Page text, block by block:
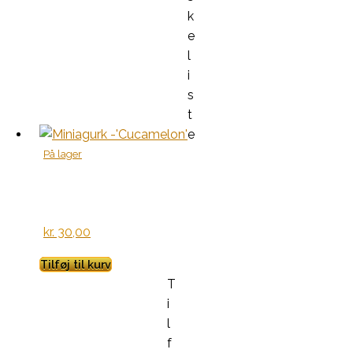
k
e
l
i
s
t
e
På lager
kr. 30,00
Tilføj til kurv
T
i
l
f